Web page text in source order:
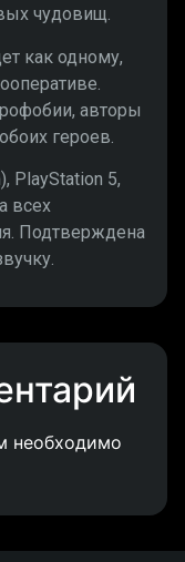
чудовищ.
как одному,
авторы
героев.
PlayStation 5,
всех
Подтверждена
необходимо